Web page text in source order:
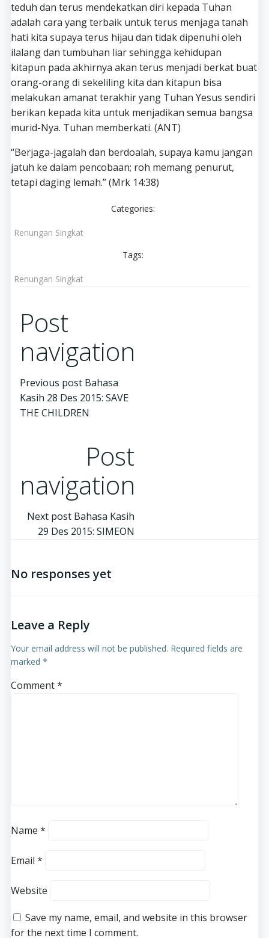
teduh dan terus mendekatkan diri kepada Tuhan
adalah cara yang terbaik untuk terus menjaga tanah
hati kita supaya terus hijau dan tidak dipenuhi oleh
ilalang dan tumbuhan liar sehingga kehidupan
kitapun pada akhirnya akan terus menjadi berkat buat
orang-orang di sekeliling kita dan kitapun bisa
melakukan amanat terakhir yang Tuhan Yesus sendiri
berikan kepada kita untuk menjadikan semua bangsa
murid-Nya. Tuhan memberkati. (ANT)
“Berjaga-jagalah dan berdoalah, supaya kamu jangan
jatuh ke dalam pencobaan; roh memang penurut,
tetapi daging lemah.” (Mrk 14:38)
Categories:
Renungan Singkat
Tags:
Renungan Singkat
Post
navigation
Previous post Bahasa
Kasih 28 Des 2015: SAVE
THE CHILDREN
Post
navigation
Next post Bahasa Kasih
29 Des 2015: SIMEON
No responses yet
Leave a Reply
Your email address will not be published. Required fields are
marked *
Comment*
Name *
Email *
Website
Save my name, email, and website in this browser
for the next time I comment.